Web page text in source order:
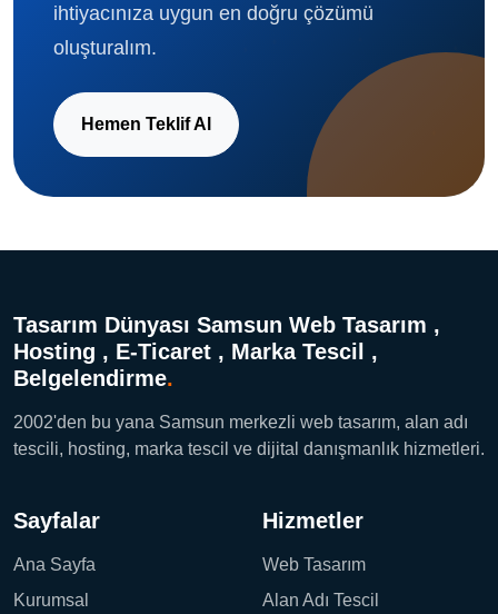
ihtiyacınıza uygun en doğru çözümü
oluşturalım.
Hemen Teklif Al
Tasarım Dünyası Samsun Web Tasarım ,
Hosting , E-Ticaret , Marka Tescil ,
Belgelendirme.
2002'den bu yana Samsun merkezli web tasarım, alan adı
tescili, hosting, marka tescil ve dijital danışmanlık hizmetleri.
Sayfalar
Ana Sayfa
Kurumsal
Hizmetler
Web Tasarım
Alan Adı Tescil